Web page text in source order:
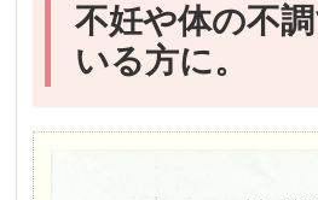
不妊や体の不
いる方に。